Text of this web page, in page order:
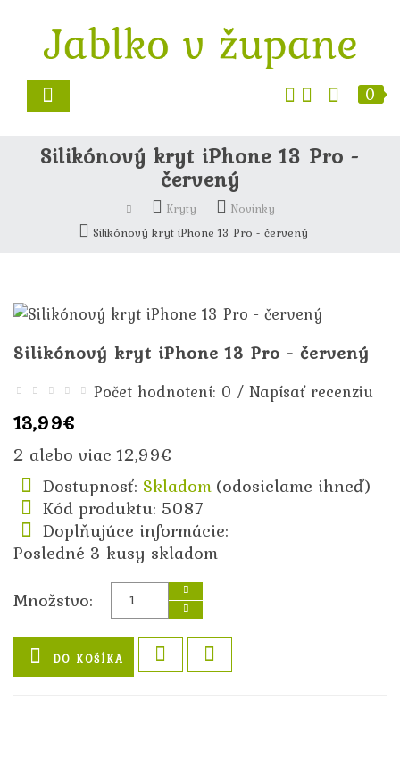
0
Silikónový kryt iPhone 13 Pro -
červený
Kryty
Novinky
Silikónový kryt iPhone 13 Pro - červený
Silikónový kryt iPhone 13 Pro - červený
Počet hodnotení: 0 / Napísať recenziu
13,99€
2 alebo viac 12,99€
Dostupnosť: Skladom (odosielame ihneď)
Kód produktu: 5087
Doplňujúce informácie:
Posledné 3 kusy skladom
Množstvo:
DO KOŠÍKA